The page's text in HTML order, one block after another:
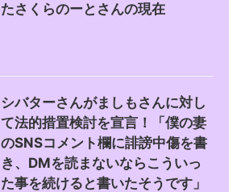
たさくらのーとさんの現在
シバターさんがましもさんに対し
て法的措置検討を宣言！「僕の妻
のSNSコメント欄に誹謗中傷を書
き、DMを読まないならこういっ
た事を続けると書いたそうです」